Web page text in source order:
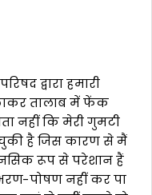
द्वारा हमारी
तालाब में फेंक
नहीं कि मेरी गुमटी
चुकी है जिस कारण से मैं
रूप से परेशान हैं
पोषण नहीं कर पा